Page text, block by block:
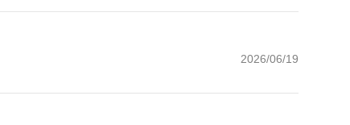
2026/06/19